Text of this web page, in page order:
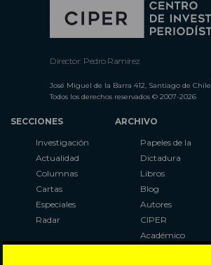
Director: Pedro Ramírez
José Miguel de la Barra 412, Santiago de Chile
Todos los derechos reservados © 2007-2026
SECCIONES
Investigación
Actualidad
Columnas
Cartas
Especiales
Radar
ARCHIVO
Papeles de la
Dictadura
Libros
Blog
Autores
CIPER
Académico